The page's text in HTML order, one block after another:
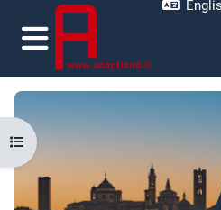
Skip to main content
Side panel
Open course index